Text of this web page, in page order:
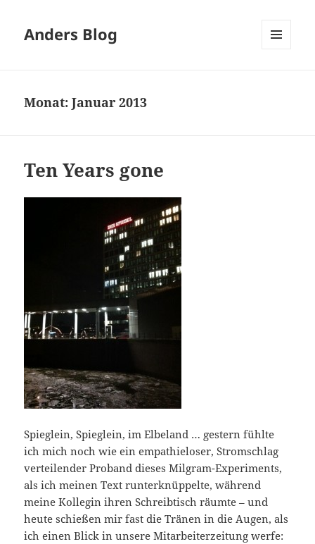
Anders Blog
Monat:Januar 2013
Ten Years gone
Spieglein, Spieglein, im Elbeland … gestern fühlte
ich mich noch wie ein empathieloser, Stromschlag
verteilender Proband dieses Milgram-Experiments,
als ich meinen Text runterknüppelte, während
meine Kollegin ihren Schreibtisch räumte – und
heute schießen mir fast die Tränen in die Augen, als
ich einen Blick in unsere Mitarbeiterzeitung werfe: